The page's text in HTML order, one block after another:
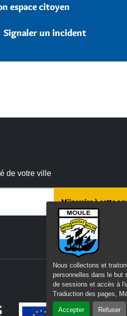
Nous collectons et
personnelles dans le but
de sessions et accès à
Traduction des pages,
Accepter Refuser
espace citoyen
Signaler un incident
de votre ville
vide :